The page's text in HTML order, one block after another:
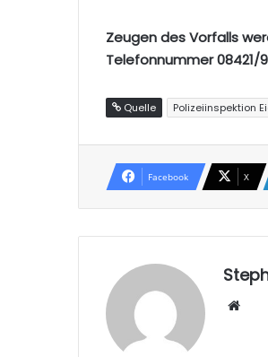
Zeugen des Vorfalls
Telefonnummer 08421/
Quelle Polizeiinspektion
Facebook X